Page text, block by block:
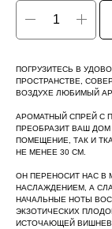
ПОГРУЗИТЕСЬ В
ПРОСТРАНСТВЕ,
ВОЗДУХЕ ЛЮБИМЫЙ
АРОМАТНЫЙ СПРЕЙ С
ПРЕОБРАЗИТ ВАШ
ПОМЕЩЕНИЕ, ТАК И
НЕ МЕНЕЕ 30 СМ.
ОН ПЕРЕНОСИТ НАС В
НАСЛАЖДЕНИЕМ, А
НАЧАЛЬНЫЕ НОТЫ
ЭКЗОТИЧЕСКИХ
ИСТОЧАЮЩЕЙ